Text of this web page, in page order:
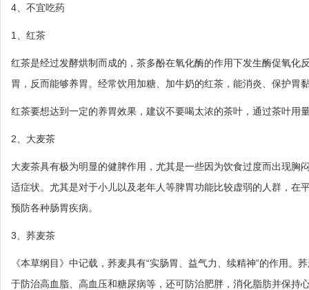
4、不宜吃药
1、红茶
红茶是经过发酵烘制而成的，茶多酚在氧化酶的作用下发生酶促氧
胃，反而能够养胃。经常饮用加糖、加牛奶的红茶，能消炎、保护胃
红茶要想达到一定的养胃效果，建议不要喝太浓的茶叶，通过茶叶用
2、大麦茶
大麦茶具有极为明显的健脾作用，尤其是一些因为饮食过度而出现
适症状。尤其是对于小儿以及老年人等脾胃功能比较虚弱的人群，
预防各种肠胃疾病。
3、荞麦茶
《本草纲目》中记载，荞麦具有“实肠胃、益气力、续精神”的作用
于防治高血脂、高血压和糖尿病等，还可防治肥胖，消化脂肪并保持